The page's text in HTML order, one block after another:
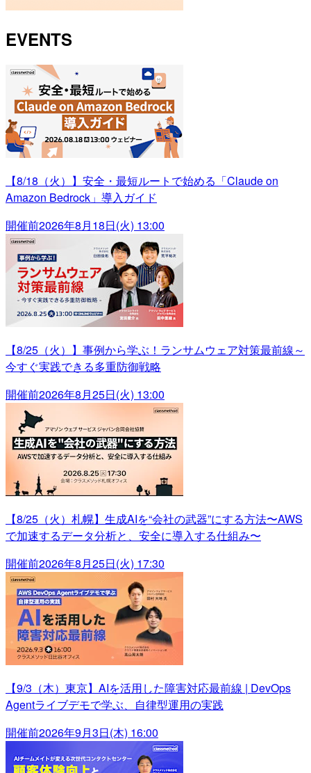
EVENTS
【8/18（火）】安全・最短ルートで始める「Claude on
Amazon Bedrock」導入ガイド
開催前2026年8月18日(火) 13:00
【8/25（火）】事例から学ぶ！ランサムウェア対策最前線～
今すぐ実践できる多重防御戦略
開催前2026年8月25日(火) 13:00
【8/25（火）札幌】生成AIを“会社の武器”にする方法〜AWS
で加速するデータ分析と、安全に導入する仕組み〜
開催前2026年8月25日(火) 17:30
【9/3（木）東京】AIを活用した障害対応最前線 | DevOps
Agentライブデモで学ぶ、自律型運用の実践
開催前2026年9月3日(木) 16:00